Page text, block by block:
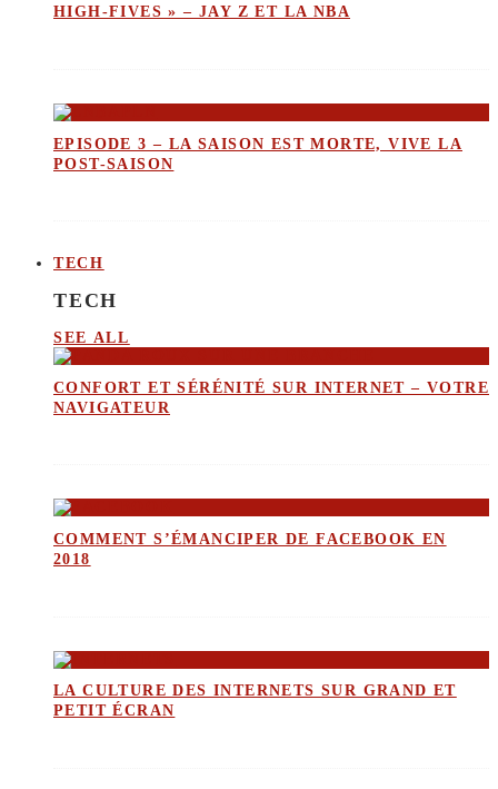
HIGH-FIVES » – JAY Z ET LA NBA
EPISODE 3 – LA SAISON EST MORTE, VIVE LA
POST-SAISON
TECH
TECH
SEE ALL
CONFORT ET SÉRÉNITÉ SUR INTERNET – VOTRE
NAVIGATEUR
COMMENT S’ÉMANCIPER DE FACEBOOK EN
2018
LA CULTURE DES INTERNETS SUR GRAND ET
PETIT ÉCRAN